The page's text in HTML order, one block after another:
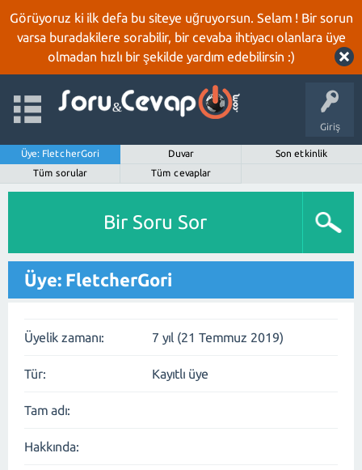
Görüyoruz ki ilk defa bu siteye uğruyorsun. Selam ! Bir sorun
varsa buradakilere sorabilir, bir cevaba ihtiyacı olanlara üye
olmadan hızlı bir şekilde yardım edebilirsin :)
Giriş
Üye: FletcherGori Duvar
Son etkinlik
Tüm sorular
Tüm cevaplar
Bir Soru Sor
Üye: FletcherGori
Üyelik zamanı: 7 yıl (21 Temmuz 2019)
Tür: Kayıtlı üye
Tam adı:
Hakkında: